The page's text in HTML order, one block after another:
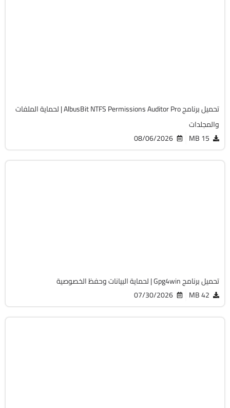
تحميل برنامج AlbusBit NTFS Permissions Auditor Pro | لحماية الملفات
والمجلدات
15 MB
08/06/2026
تحميل برنامج Gpg4win | لحماية البيانات وحفظ الخصوصية
42 MB
07/30/2026